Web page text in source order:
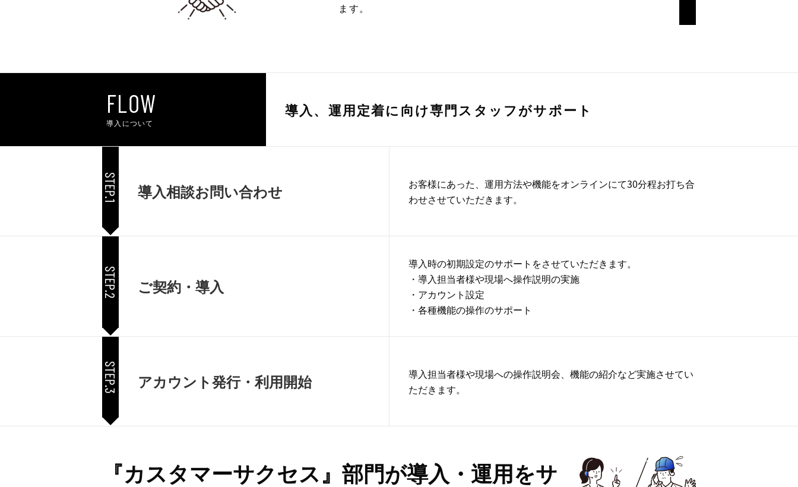
ます。
FLOW
導入について
導入、運用定着に向け専門スタッフがサポート
STEP.1 導入相談お問い合わせ
お客様にあった、運用方法や機能をオンラインにて30分程お打ち合
わせさせていただきます。
STEP.2 ご契約・導入
導入時の初期設定のサポートをさせていただきます。
・導入担当者様や現場へ操作説明の実施
・アカウント設定
・各種機能の操作のサポート
STEP.3 アカウント発行・利用開始
導入担当者様や現場への操作説明会、機能の紹介など実施させてい
ただきます。
『カスタマーサクセス』部門が導入・運用をサ